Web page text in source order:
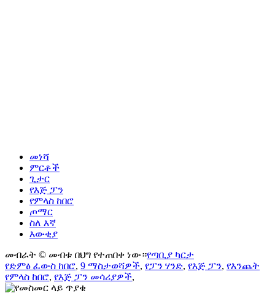
መነሻ
ምርቶች
ጊታር
የእጅ ፓን
የምላስ ከበሮ
ጦማር
ስለ እኛ
እውቂያ
መብራት © መብቱ በህግ የተጠበቀ ነው።የጣቢያ ካርታ
የድምፅ ፈውስ ከበሮ, 9 ማስታወሻዎች, የፓን ሃንድ, የእጅ ፓን, የእንጨት
የምላስ ከበሮ, የእጅ ፓን መሳሪያዎች,